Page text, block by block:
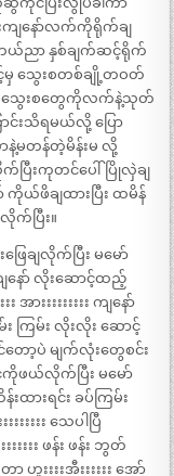
ကျနော်လက်ကိုရိုက်ချ
ဘယ်ညာ နှစ်ချက်ဆင့်ရိုက်
မှ သွေးစတစ်ချို့တဝတ်
ြီး သွေးစတွေကိုလက်နဲ့သုတ်
ာင်းသိရမယ်လို့ ပြော
နဲ့မတန်တဲ့မိန်းမ လို့
ပြီးကုတင်ပေါ်ပြိုလှဲချ
ကိုယ်ဖိချထားပြီး ထမိန်
က်ပြီး။
ြေချလိုက်ပြီး မမော်
နော် လိုးဆောင့်ထည့်
အားးးးးးးးး ကျနော်
ြမ်း လိုးလိုး ဆောင့်
ော့ပဲ မျက်လုံးတွေစင်း
ကိုဖယ်လိုက်ပြီး မမော်
ားရင်း ခပ်ကြမ်း
းးးးးး သေပါပြီ
းးးးး ဖန်း ဖန်း ဘွတ်
ာ ဟူးးးးအီးးးးးး အော်